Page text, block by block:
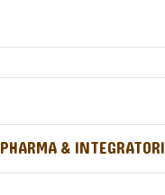
PHARMA & INTEGRATORI